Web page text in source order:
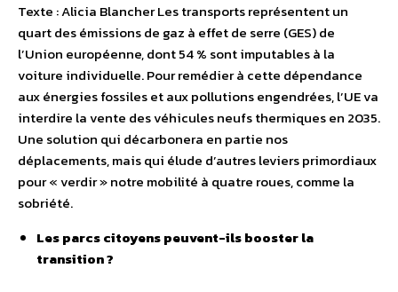
Texte : Alicia Blancher Les transports représentent un
quart des émissions de gaz à effet de serre (GES) de
l’Union européenne, dont 54 % sont imputables à la
voiture individuelle. Pour remédier à cette dépendance
aux énergies fossiles et aux pollutions engendrées, l’UE va
interdire la vente des véhicules neufs thermiques en 2035.
Une solution qui décarbonera en partie nos
déplacements, mais qui élude d’autres leviers primordiaux
pour « verdir » notre mobilité à quatre roues, comme la
sobriété.
Les parcs citoyens peuvent-ils booster la
transition ?